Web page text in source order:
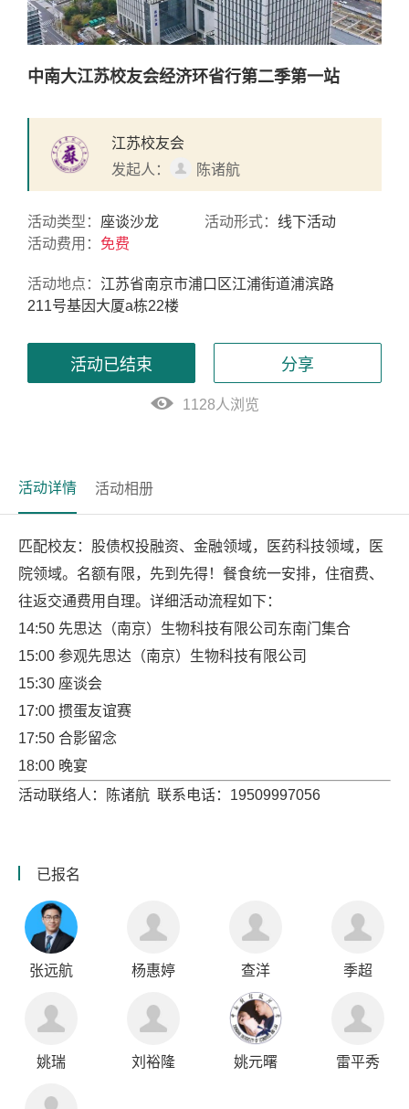
中南大江苏校友会经济环省行第二季第一站
江苏校友会
发起人：
陈诸航
活动类型： 座谈沙龙 活动形式： 线下活动
活动费用： 免费
活动地点： 江苏省南京市浦口区江浦街道浦滨路
211号基因大厦a栋22楼
活动已结束 分享
1128人浏览
活动详情 活动相册
匹配校友：股债权投融资、金融领域，医药科技领域，医
院领域。名额有限，先到先得！餐食统一安排，住宿费、
往返交通费用自理。详细活动流程如下：
14:50 先思达（南京）生物科技有限公司东南门集合
15:00 参观先思达（南京）生物科技有限公司
15:30 座谈会
17:00 掼蛋友谊赛
17:50 合影留念
18:00 晚宴
活动联络人：陈诸航 联系电话：19509997056
已报名
张远航 杨惠婷 查洋 季超
姚瑞 刘裕隆 姚元曙 雷平秀